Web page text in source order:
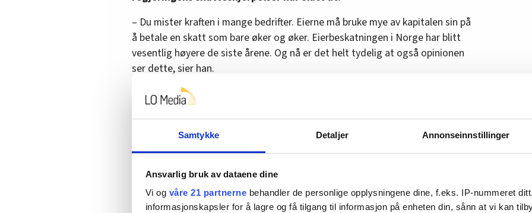
Samtykke Detaljer Annonseinnstillinger
Ansvarlig bruk av dataene dine
Vi og våre 21 partnerne behandler de personlige opplysningene dine, f.eks. IP-nummeret
informasjonskapsler for å lagre og få tilgang til informasjon på enheten din, sånn at vi kan
– Du mister kraften i mange bedrifter. Eierne må bruke mye av kapitalen sin på
å betale en skatt som bare øker og øker. Eierbeskatningen i Norge har blitt
vesentlig høyere de siste årene. Og nå er det helt tydelig at også opinionen
ser dette, sier han.
Han mener formuesskatten går ut over arbeidsplasser.
– Det går utover lokalsamfunn. Når en bedrift ikke klarer å investere, så klarer
man ikke å utvide bedriften, sier Almlid.
Mener debatten mangler nyanser
– Hvorfor er dere så opptatt av å få ned formuesskatten?